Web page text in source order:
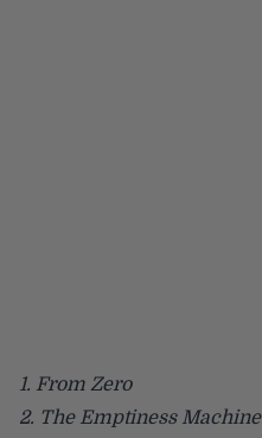
1. From Zero
2. The Emptiness Machine